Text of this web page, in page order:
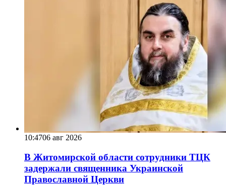
10:4706 авг 2026
В Житомирской области сотрудники ТЦК
задержали священника Украинской
Православной Церкви